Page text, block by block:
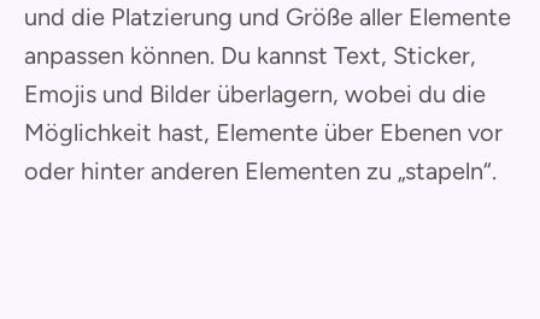
und die Platzierung und Größe aller Elemente
anpassen können. Du kannst Text, Sticker,
Emojis und Bilder überlagern, wobei du die
Möglichkeit hast, Elemente über Ebenen vor
oder hinter anderen Elementen zu „stapeln“.